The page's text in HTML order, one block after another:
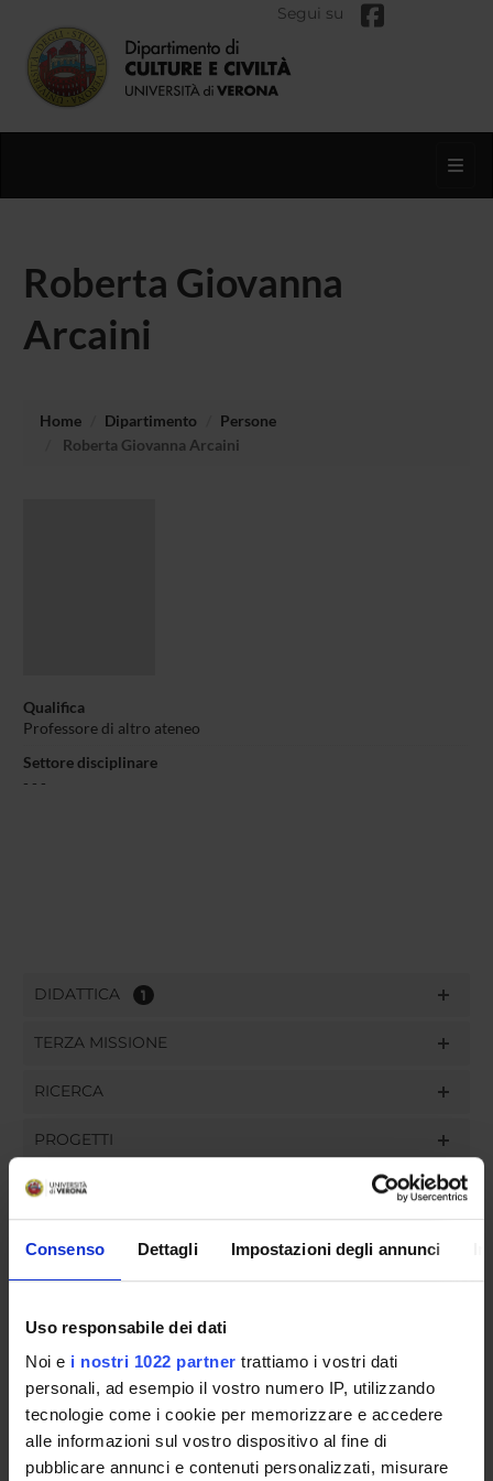
Consenso Dettagli Impostazioni degli annunci
Uso responsabile dei dati
Noi e i nostri 1022 partner trattiamo i vostri dati
personali, ad esempio il vostro numero IP, utilizzando
tecnologie come i cookie per memorizzare e accedere
alle informazioni sul vostro dispositivo al fine di
pubblicare annunci e contenuti personalizzati, misurare
Segui su
Roberta Giovanna
Arcaini
Home Dipartimento
Persone
Roberta Giovanna Arcaini
Qualifica
Professore di altro ateneo
Settore disciplinare
- - -
DIDATTICA 1
TERZA MISSIONE
RICERCA
PROGETTI
INCARICHI
GOVERNANCE
COMMISSIONI
UFFICI E STRUTTURE DI SERVIZIO